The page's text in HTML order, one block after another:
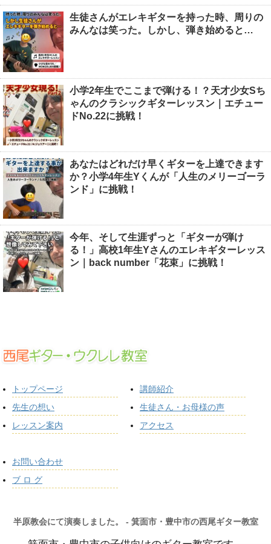
生徒さんがエレキギターを持った時、周りの
みんなは笑った。しかし、弾き始めると…
小学2年生でここまで弾ける！？天才少女Sち
ゃんのクラシックギターレッスン｜エチュー
ドNo.22に挑戦！
あなたはどれだけ早くギターを上達できます
か？小学4年生Yくんが「人生のメリーゴーラ
ンド」に挑戦！
今年、そして生涯ずっと「ギターが弾け
る！」高校1年生Yさんのエレキギターレッス
ン｜back number「花束」に挑戦！
トップページ
先生の想い
レッスン案内
講師紹介
生徒さん・お母様の声
アクセス
お問い合わせ
ブ ロ グ
半原教会にて演奏しました。 - 箕面市・豊中市の西尾ギター教室